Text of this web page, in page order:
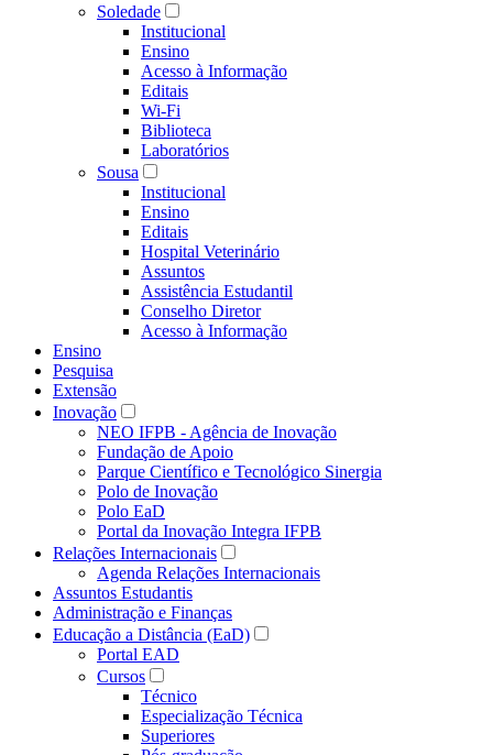
Soledade
Institucional
Ensino
Acesso à Informação
Editais
Wi-Fi
Biblioteca
Laboratórios
Sousa
Institucional
Ensino
Editais
Hospital Veterinário
Assuntos
Assistência Estudantil
Conselho Diretor
Acesso à Informação
Ensino
Pesquisa
Extensão
Inovação
NEO IFPB - Agência de Inovação
Fundação de Apoio
Parque Científico e Tecnológico Sinergia
Polo de Inovação
Polo EaD
Portal da Inovação Integra IFPB
Relações Internacionais
Agenda Relações Internacionais
Assuntos Estudantis
Administração e Finanças
Educação a Distância (EaD)
Portal EAD
Cursos
Técnico
Especialização Técnica
Superiores